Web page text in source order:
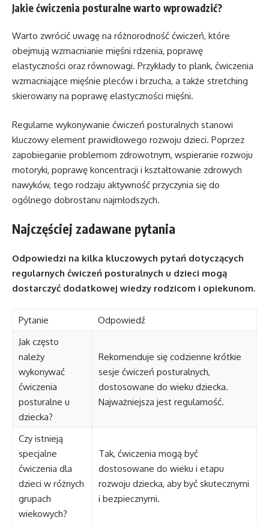
Jakie ćwiczenia posturalne warto wprowadzić?
Warto zwrócić uwagę na różnorodność ćwiczeń, które
obejmują wzmacnianie mięśni rdzenia, poprawę
elastyczności oraz równowagi. Przykłady to plank, ćwiczenia
wzmacniające mięśnie pleców i brzucha, a także stretching
skierowany na poprawę elastyczności mięśni.
Regularne wykonywanie ćwiczeń posturalnych stanowi
kluczowy element prawidłowego rozwoju dzieci. Poprzez
zapobieganie problemom zdrowotnym, wspieranie rozwoju
motoryki, poprawę koncentracji i kształtowanie zdrowych
nawyków, tego rodzaju aktywność przyczynia się do
ogólnego dobrostanu najmłodszych.
Najczęściej zadawane pytania
Odpowiedzi na kilka kluczowych pytań dotyczących
regularnych ćwiczeń posturalnych u dzieci mogą
dostarczyć dodatkowej wiedzy rodzicom i opiekunom.
Pytanie
Odpowiedź
Jak często
należy
wykonywać
ćwiczenia
posturalne u
dziecka?
Rekomenduje się codzienne krótkie
sesje ćwiczeń posturalnych,
dostosowane do wieku dziecka.
Najważniejsza jest regularność.
Czy istnieją
specjalne
ćwiczenia dla
dzieci w różnych
grupach
wiekowych?
Tak, ćwiczenia mogą być
dostosowane do wieku i etapu
rozwoju dziecka, aby być skutecznymi
i bezpiecznymi.